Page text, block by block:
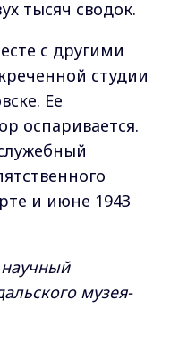
тысяч сводок.
с другими
студии
Ее
оспаривается.
и июне 1943
музея-